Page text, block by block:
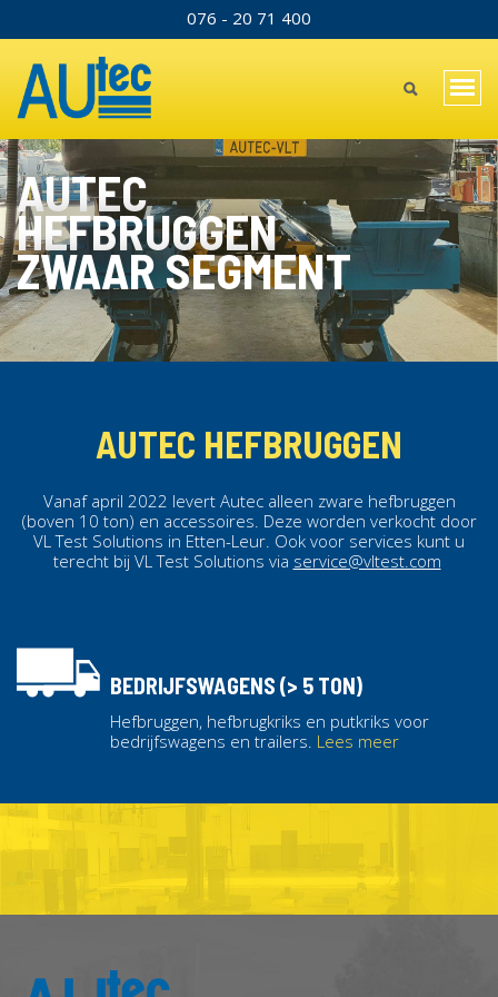
TOPBAR
076 - 20 71 400
MAIN
MENU
MOBILE
AUTEC
HEFBRUGGEN
ZWAAR SEGMENT
AUTEC HEFBRUGGEN
Vanaf april 2022 levert Autec alleen zware hefbruggen
(boven 10 ton) en accessoires. Deze worden verkocht door
VL Test Solutions in Etten-Leur. Ook voor services kunt u
terecht bij VL Test Solutions via service@vltest.com
BEDRIJFSWAGENS (> 5 TON)
Hefbruggen, hefbrugkriks en putkriks voor
bedrijfswagens en trailers. Lees meer